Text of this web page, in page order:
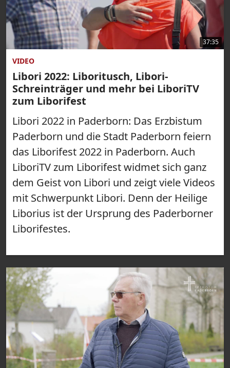
37:35
VIDEO
Libori 2022: Liboritusch, Libori-
Schreinträger und mehr bei LiboriTV
zum Liborifest
Libori 2022 in Paderborn: Das Erzbistum
Paderborn und die Stadt Paderborn feiern
das Liborifest 2022 in Paderborn. Auch
LiboriTV zum Liborifest widmet sich ganz
dem Geist von Libori und zeigt viele Videos
mit Schwerpunkt Libori. Denn der Heilige
Liborius ist der Ursprung des Paderborner
Liborifestes.